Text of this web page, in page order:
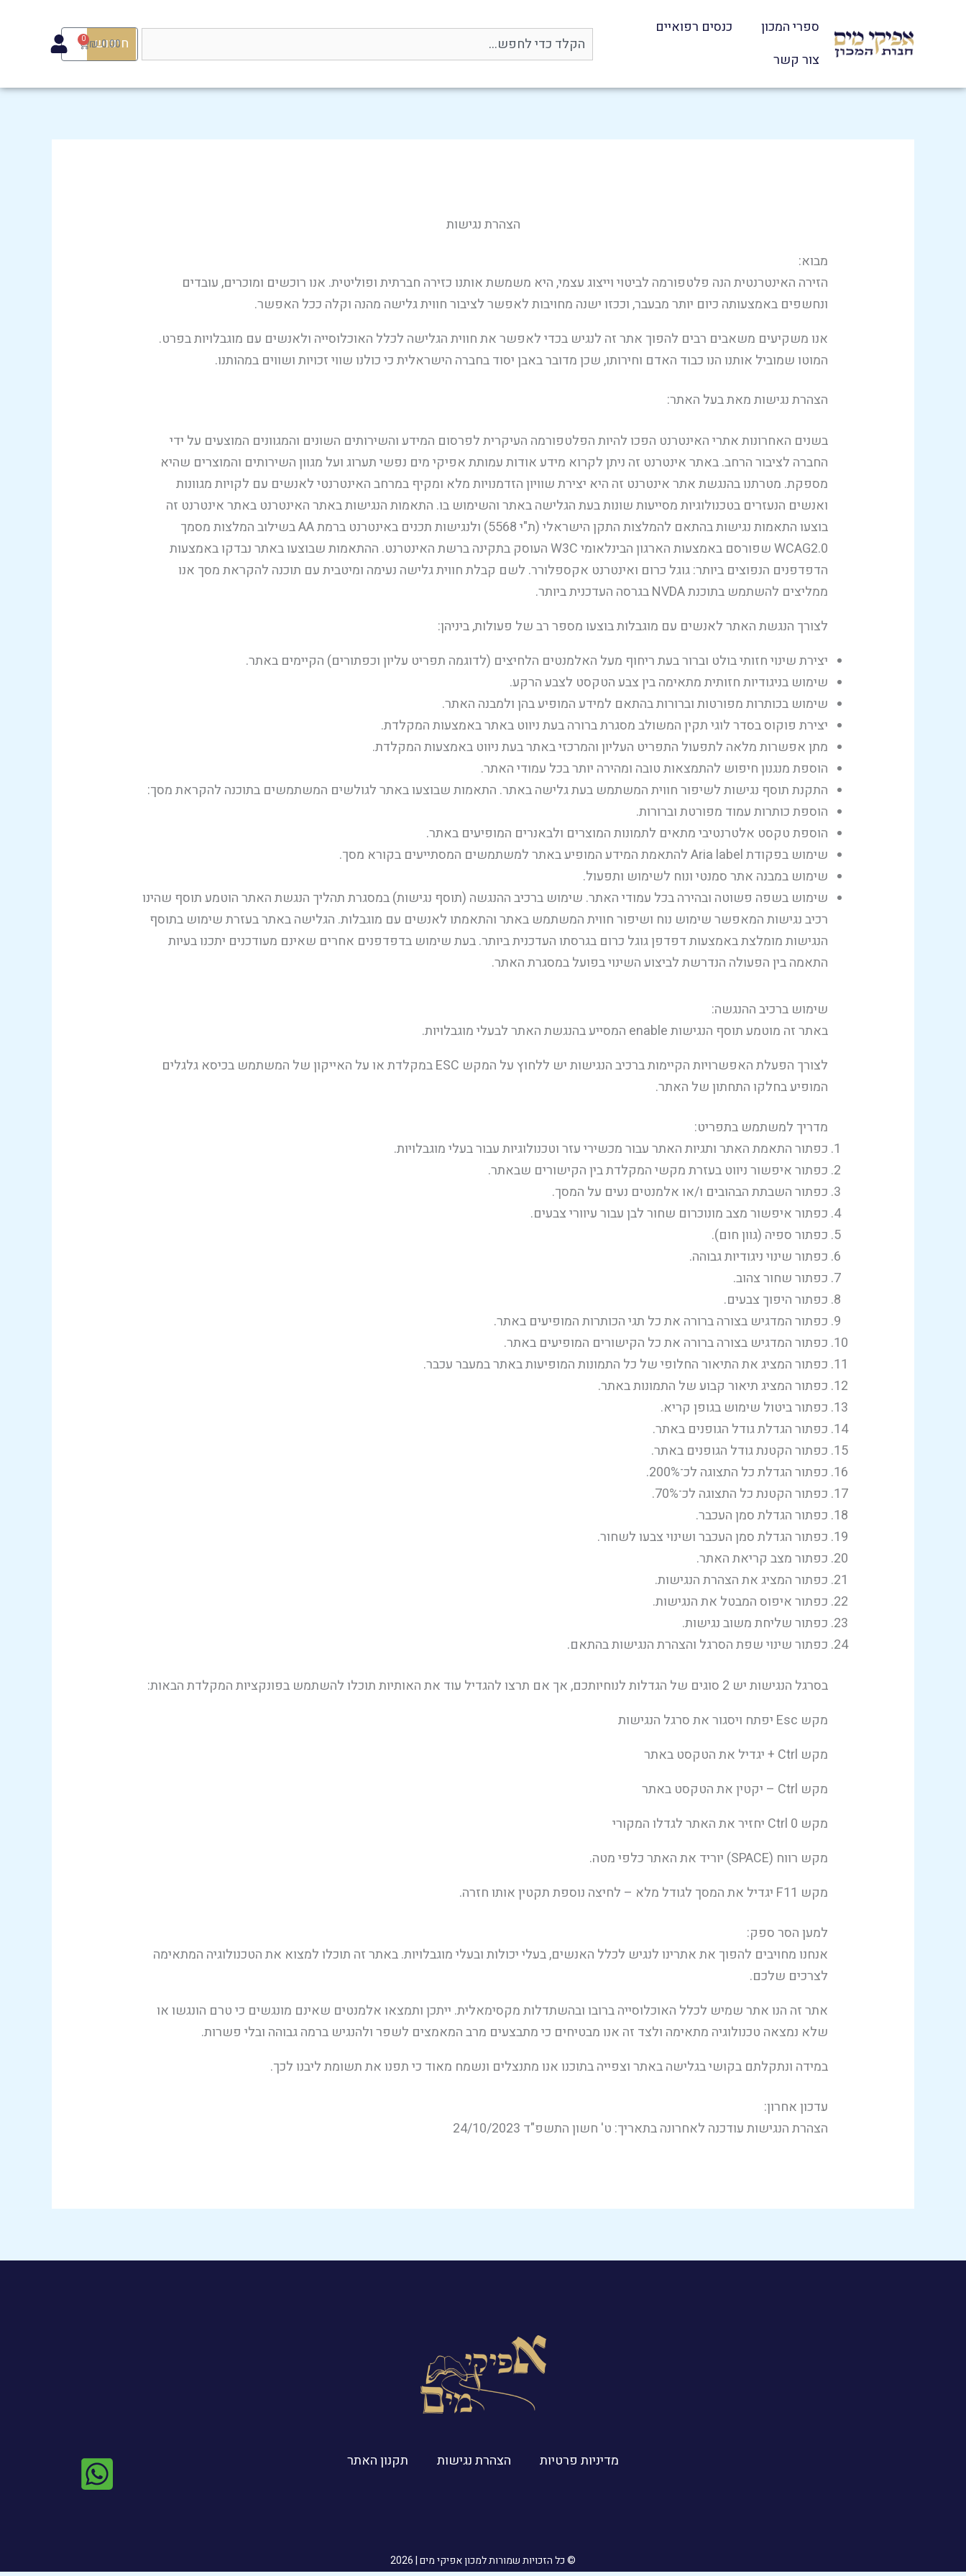
ספרי המכון
כנסים רפואיים
צור קשר
Search חיפוש₪0.00
0
Cart
הצהרת נגישות
מבוא:
הזירה האינטרנטית הנה פלטפורמה לביטוי וייצוג עצמי, היא משמשת אותנו כזירה חברתית ופוליטית. אנו רוכשים ומוכרים, עובדים
ונחשפים באמצעותה כיום יותר מבעבר, וככזו ישנה מחויבות לאפשר לציבור חווית גלישה מהנה וקלה ככל האפשר.
אנו משקיעים משאבים רבים להפוך אתר זה לנגיש בכדי לאפשר את חווית הגלישה לכלל האוכלוסייה ולאנשים עם מוגבלויות בפרט.
המוטו שמוביל אותנו הנו כבוד האדם וחירותו, שכן מדובר באבן יסוד בחברה הישראלית כי כולנו שווי זכויות ושווים במהותנו.
הצהרת נגישות מאת בעל האתר:
בשנים האחרונות אתרי האינטרנט הפכו להיות הפלטפורמה העיקרית לפרסום המידע והשירותים השונים והמגוונים המוצעים על ידי
החברה לציבור הרחב. באתר אינטרנט זה ניתן לקרוא מידע אודות עמותת אפיקי מים נפשי תערוג ועל מגוון השירותים והמוצרים שהיא
מספקת. מטרתנו בהנגשת אתר אינטרנט זה היא יצירת שוויון הזדמנויות מלא ומקיף במרחב האינטרנטי לאנשים עם לקויות מגוונות
ואנשים הנעזרים בטכנולוגיות מסייעות שונות בעת הגלישה באתר והשימוש בו. התאמות הנגישות באתר האינטרנט באתר אינטרנט זה
בוצעו התאמות נגישות בהתאם להמלצות התקן הישראלי (ת"י 5568) ולנגישות תכנים באינטרנט ברמת AA בשילוב המלצות מסמך
WCAG2.0 שפורסם באמצעות הארגון הבינלאומי W3C העוסק בתקינה ברשת האינטרנט. ההתאמות שבוצעו באתר נבדקו באמצעות
הדפדפנים הנפוצים ביותר: גוגל כרום ואינטרנט אקספלורר. לשם קבלת חווית גלישה נעימה ומיטבית עם תוכנה להקראת מסך אנו
ממליצים להשתמש בתוכנת NVDA בגרסה העדכנית ביותר.
לצורך הנגשת האתר לאנשים עם מוגבלות בוצעו מספר רב של פעולות, ביניהן:
יצירת שינוי חזותי בולט וברור בעת ריחוף מעל האלמנטים הלחיצים (לדוגמה תפריט עליון וכפתורים) הקיימים באתר.
שימוש בניגודיות חזותית מתאימה בין צבע הטקסט לצבע הרקע.
שימוש בכותרות מפורטות וברורות בהתאם למידע המופיע בהן ולמבנה האתר.
יצירת פוקוס בסדר לוגי תקין המשולב מסגרת ברורה בעת ניווט באתר באמצעות המקלדת.
מתן אפשרות מלאה לתפעול התפריט העליון והמרכזי באתר בעת ניווט באמצעות המקלדת.
הוספת מנגנון חיפוש להתמצאות טובה ומהירה יותר בכל עמודי האתר.
התקנת תוסף נגישות לשיפור חווית המשתמש בעת גלישה באתר. התאמות שבוצעו באתר לגולשים המשתמשים בתוכנה להקראת מסך:
הוספת כותרות עמוד מפורטת וברורות.
הוספת טקסט אלטרנטיבי מתאים לתמונות המוצרים ולבאנרים המופיעים באתר.
שימוש בפקודת Aria label להתאמת המידע המופיע באתר למשתמשים המסתייעים בקורא מסך.
שימוש במבנה אתר סמנטי ונוח לשימוש ותפעול.
שימוש בשפה פשוטה ובהירה בכל עמודי האתר. שימוש ברכיב ההנגשה (תוסף נגישות) במסגרת תהליך הנגשת האתר הוטמע תוסף שהינו
רכיב נגישות המאפשר שימוש נוח ושיפור חווית המשתמש באתר והתאמתו לאנשים עם מוגבלות. הגלישה באתר בעזרת שימוש בתוסף
הנגישות מומלצת באמצעות דפדפן גוגל כרום בגרסתו העדכנית ביותר. בעת שימוש בדפדפנים אחרים שאינם מעודכנים יתכנו בעיות
התאמה בין הפעולה הנדרשת לביצוע השינוי בפועל במסגרת האתר.
שימוש ברכיב ההנגשה:​
באתר זה מוטמע תוסף הנגישות enable המסייע בהנגשת האתר לבעלי מוגבלויות.
לצורך הפעלת האפשרויות הקיימות ברכיב הנגישות יש ללחוץ על המקש ESC במקלדת או על האייקון של המשתמש בכיסא גלגלים
המופיע בחלקו התחתון של האתר.
מדריך למשתמש בתפריט:​
כפתור התאמת האתר ותגיות האתר עבור מכשירי עזר וטכנולוגיות עבור בעלי מוגבלויות.
כפתור איפשור ניווט בעזרת מקשי המקלדת בין הקישורים שבאתר.
כפתור השבתת הבהובים ו/או אלמנטים נעים על המסך.
כפתור איפשור מצב מונוכרום שחור לבן עבור עיוורי צבעים.
כפתור ספיה (גוון חום).
כפתור שינוי ניגודיות גבוהה.
כפתור שחור צהוב.
כפתור היפוך צבעים.
כפתור המדגיש בצורה ברורה את כל תגי הכותרות המופיעים באתר.
כפתור המדגיש בצורה ברורה את כל הקישורים המופיעים באתר.
כפתור המציג את התיאור החלופי של כל התמונות המופיעות באתר במעבר עכבר.
כפתור המציג תיאור קבוע של התמונות באתר.
כפתור ביטול שימוש בגופן קריא.
כפתור הגדלת גודל הגופנים באתר.
כפתור הקטנת גודל הגופנים באתר.
כפתור הגדלת כל התצוגה לכ־200%.
כפתור הקטנת כל התצוגה לכ־70%.
כפתור הגדלת סמן העכבר.
כפתור הגדלת סמן העכבר ושינוי צבעו לשחור.
כפתור מצב קריאת האתר.
כפתור המציג את הצהרת הנגישות.
כפתור איפוס המבטל את הנגישות.
כפתור שליחת משוב נגישות.
כפתור שינוי שפת הסרגל והצהרת הנגישות בהתאם.
בסרגל הנגישות יש 2 סוגים של הגדלות לנוחיותכם, אך אם תרצו להגדיל עוד את האותיות תוכלו להשתמש בפונקציות המקלדת הבאות:
מקש Esc יפתח ויסגור את סרגל הנגישות
מקש Ctrl + יגדיל את הטקסט באתר
מקש Ctrl – יקטין את הטקסט באתר
מקש Ctrl 0 יחזיר את האתר לגדלו המקורי
מקש רווח (SPACE) יוריד את האתר כלפי מטה.
מקש F11 יגדיל את המסך לגודל מלא – לחיצה נוספת תקטין אותו חזרה.
למען הסר ספק:​
אנחנו מחויבים להפוך את אתרינו לנגיש לכלל האנשים, בעלי יכולות ובעלי מוגבלויות. באתר זה תוכלו למצוא את הטכנולוגיה המתאימה
לצרכים שלכם.
אתר זה הנו אתר שמיש לכלל האוכלוסייה ברובו ובהשתדלות מקסימאלית. ייתכן ותמצאו אלמנטים שאינם מונגשים כי טרם הונגשו או
שלא נמצאה טכנולוגיה מתאימה ולצד זה אנו מבטיחים כי מתבצעים מרב המאמצים לשפר ולהנגיש ברמה גבוהה ובלי פשרות.
במידה ונתקלתם בקושי בגלישה באתר וצפייה בתוכנו אנו מתנצלים ונשמח מאוד כי תפנו את תשומת ליבנו לכך.
עדכון אחרון:
הצהרת הנגישות עודכנה לאחרונה בתאריך: ט' חשון התשפ"ד 24/10/2023
מדיניות פרטיות הצהרת נגישות תקנון האתר​
© כל הזכויות שמורות למכון אפיקי מים | 2026